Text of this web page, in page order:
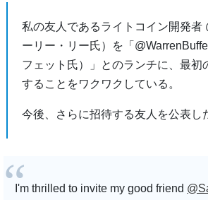
私の友人であるライトコイン開発者
ーリー・リー氏）を「
フェット氏）」とのランチに、最初
することをワクワクしている。
今後、さらに招待する友人を公表し
I'm thrilled to invite my good friend